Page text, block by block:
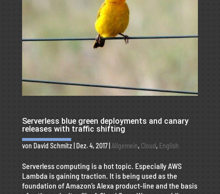
Serverless blue green deployments and canary
releases with traffic shifting
von David Schmitz| Dez. 4, 2017| Allgemein, Cloud, English
Serverless computing is a hot topic. Especially AWS
Lambda is gaining traction. It is being used as the
foundation of Amazon’s Alexa product-line and the basis